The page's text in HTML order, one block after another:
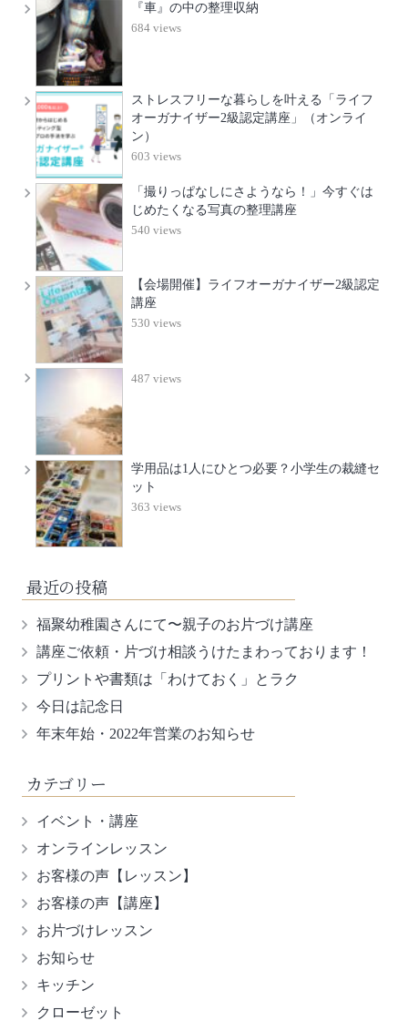
『車』の中の整理収納
684 views
ストレスフリーな暮らしを叶える「ライフ
オーガナイザー2級認定講座」（オンライ
ン）
603 views
「撮りっぱなしにさようなら！」今すぐは
じめたくなる写真の整理講座
540 views
【会場開催】ライフオーガナイザー2級認定
講座
530 views
487 views
学用品は1人にひとつ必要？小学生の裁縫セ
ット
363 views
最近の投稿
福聚幼稚園さんにて〜親子のお片づけ講座
講座ご依頼・片づけ相談うけたまわっております！
プリントや書類は「わけておく」とラク
今日は記念日
年末年始・2022年営業のお知らせ
カテゴリー
イベント・講座
オンラインレッスン
お客様の声【レッスン】
お客様の声【講座】
お片づけレッスン
お知らせ
キッチン
クローゼット